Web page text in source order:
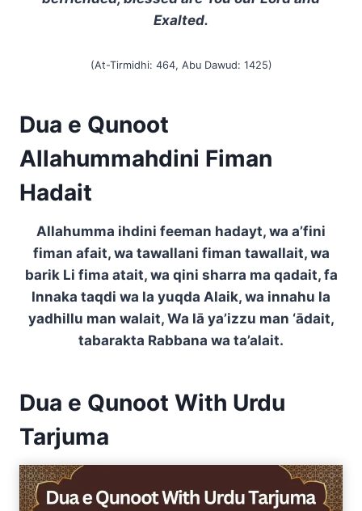
Exalted.
(At-Tirmidhi: 464, Abu Dawud: 1425)
Dua e Qunoot
Allahummahdini Fiman
Hadait
Allahumma ihdini feeman hadayt, wa a’fini
fiman afait, wa tawallani fiman tawallait, wa
barik Li fima atait, wa qini sharra ma qadait, fa
Innaka taqdi wa la yuqda Alaik, wa innahu la
yadhillu man walait, Wa lā ya’izzu man ‘ādait,
tabarakta Rabbana wa ta’alait.
Dua e Qunoot With Urdu
Tarjuma